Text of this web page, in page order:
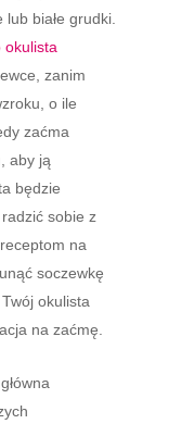
białe grudki.
okulista
zanim
o ile
zaćma
aby ją
będzie
sobie z
na
soczewkę
okulista
na zaćmę.